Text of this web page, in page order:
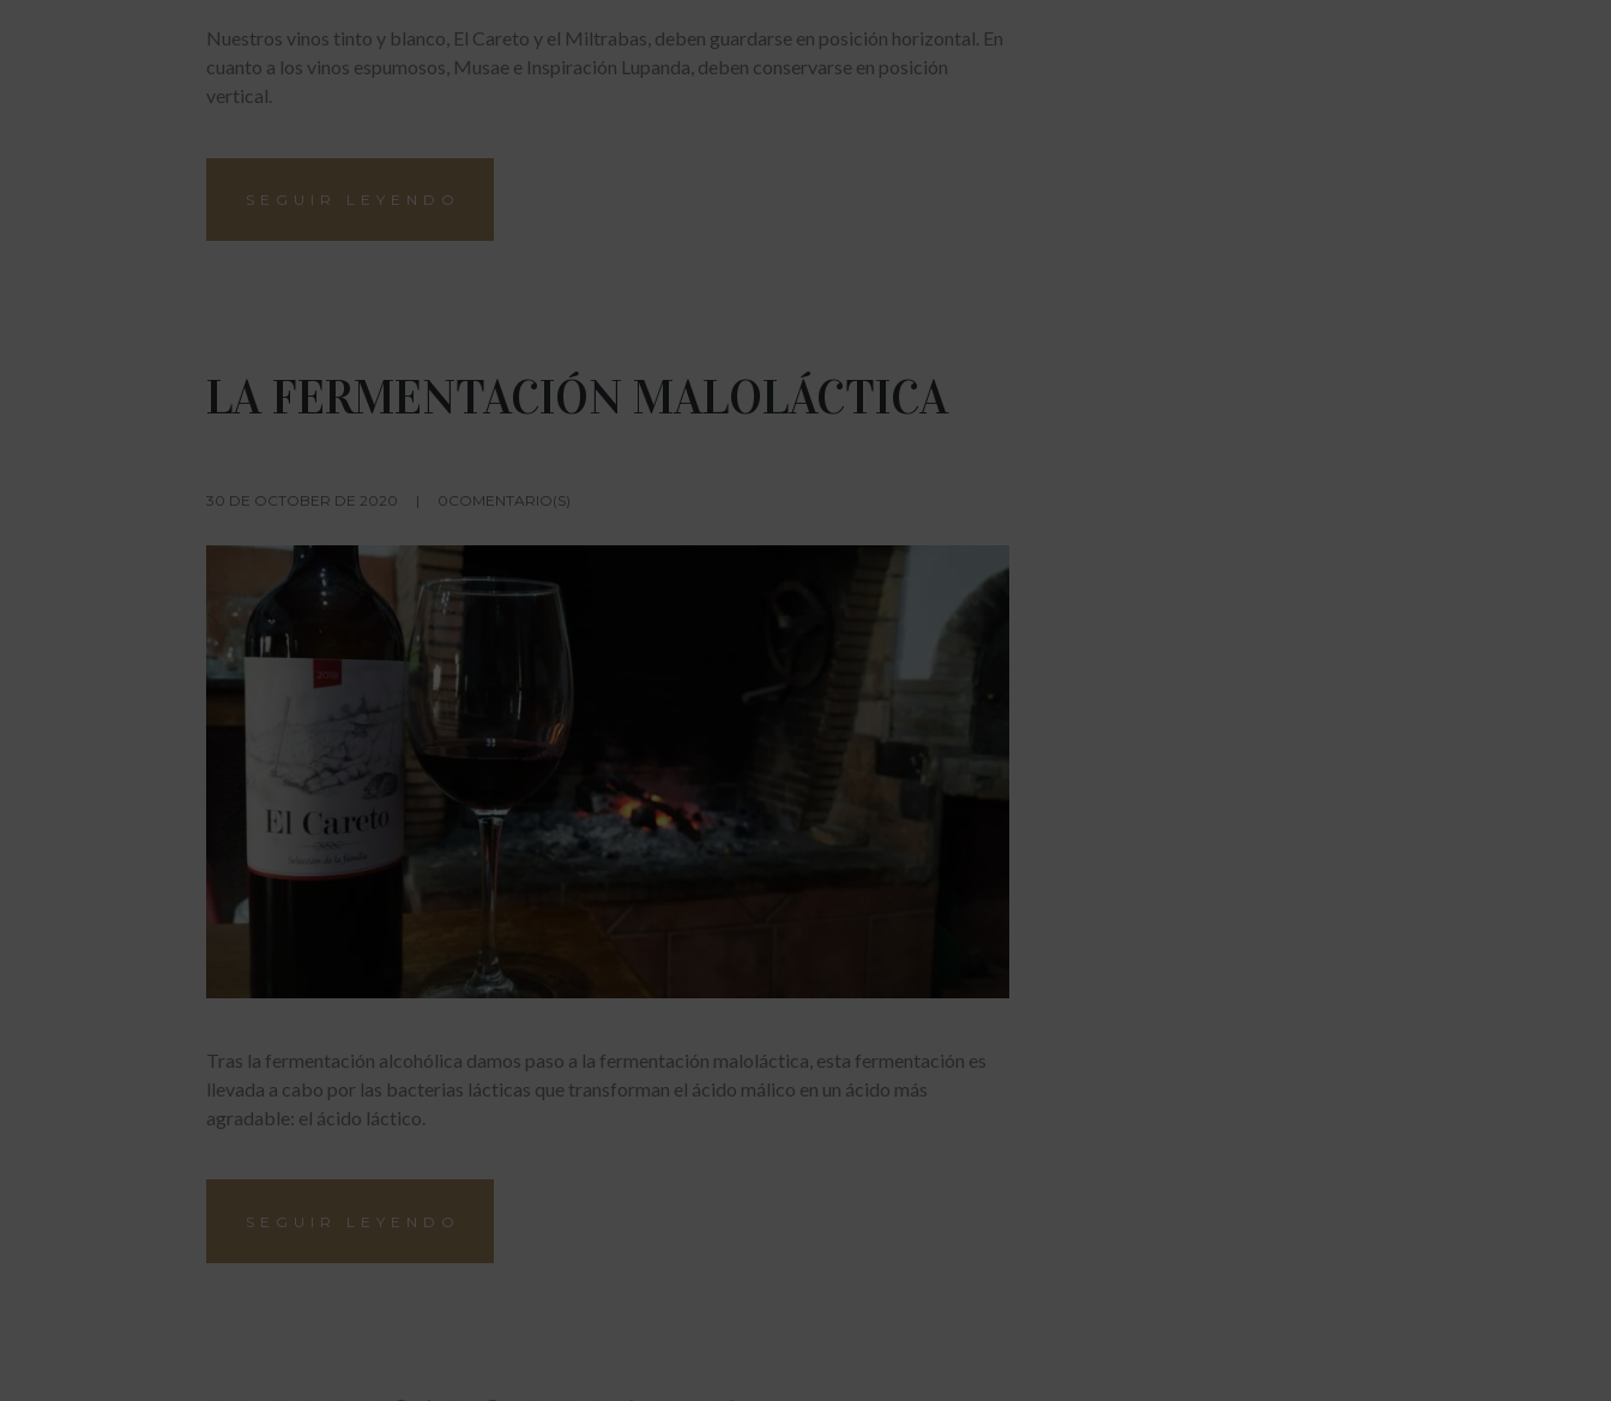
Nuestros vinos tinto y blanco, El Careto y el Miltrabas, deben guardarse en posición horizontal. En
cuanto a los vinos espumosos, Musae e Inspiración Lupanda, deben conservarse en posición
vertical.
SEGUIR LEYENDO
LA FERMENTACIÓN MALOLÁCTICA
30 DE OCTOBER DE 2020 0COMENTARIO(S)
Tras la fermentación alcohólica damos paso a la fermentación maloláctica, esta fermentación es
llevada a cabo por las bacterias lácticas que transforman el ácido málico en un ácido más
agradable: el ácido láctico.
SEGUIR LEYENDO